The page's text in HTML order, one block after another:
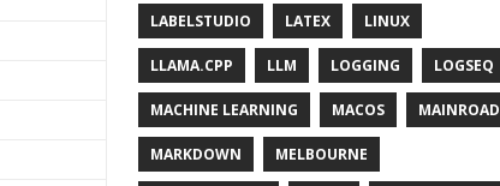
LABELSTUDIO LATEX LINUX
LLAMA.CPP LLM LOGGING LOGSEQ
MACHINE LEARNING MACOS MAINROAD
MARKDOWN MELBOURNE